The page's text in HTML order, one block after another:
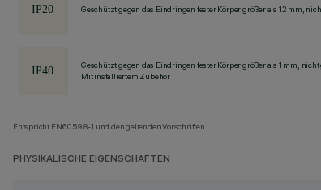
Geschützt gegen das Eindringen fester Körper größer als 12 mm,
Geschützt gegen das Eindringen fester Körper größer als 1 mm,
Mit installiertem Zubehör
Entspricht EN60598-1 und den geltenden Vorschriften.
PHYSIKALISCHE EIGENSCHAFTEN